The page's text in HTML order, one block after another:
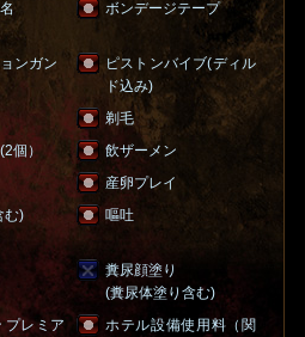
ボンデージテープ
ンガン
ピストンバイブ(ディル
ド込み)
剃毛
個）
飲ザーメン
産卵プレイ
む) 嘔吐
糞尿顔塗り
(糞尿体塗り含む)
プレミア
ホテル設備使用料（関